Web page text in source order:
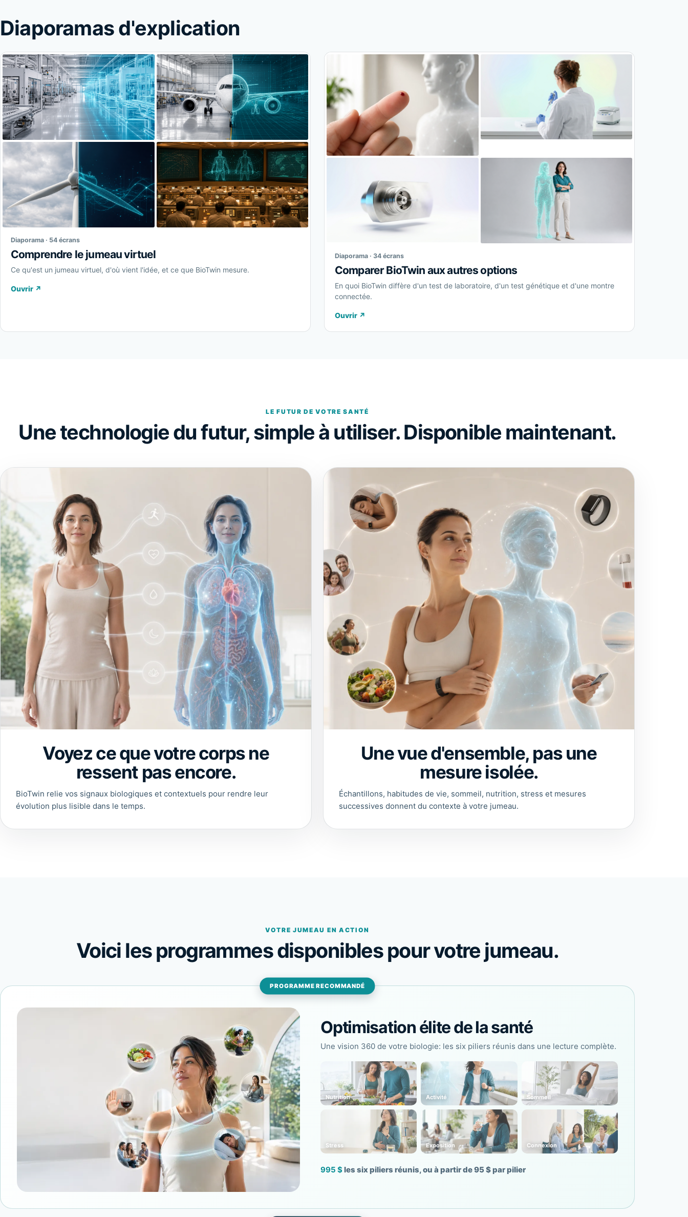
Diaporamas d'explication
Diaporama · 54 écrans
Comprendre le jumeau virtuel
Ce qu'est un jumeau virtuel, d'où vient l'idée, et ce que BioTwin mesure.
Ouvrir ↗
Diaporama · 34 écrans
Comparer BioTwin aux autres options
En quoi BioTwin diffère d'un test de laboratoire, d'un test génétique et d'une montre
connectée.
Ouvrir ↗
LE FUTUR DE VOTRE SANTÉ
Une technologie du futur, simple à utiliser. Disponible maintenant.
Voyez ce que votre corps ne
ressent pas encore.
BioTwin relie vos signaux biologiques et contextuels pour rendre leur
évolution plus lisible dans le temps.
Une vue d'ensemble, pas une
mesure isolée.
Échantillons, habitudes de vie, sommeil, nutrition, stress et mesures
successives donnent du contexte à votre jumeau.
VOTRE JUMEAU EN ACTION
Voici les programmes disponibles pour votre jumeau.
PROGRAMME RECOMMANDÉ
Optimisation élite de la santé
Une vision 360 de votre biologie: les six piliers réunis dans une lecture complète.
Nutrition Activité Sommeil
Stress Exposition Connexion
995 $les six piliers réunis, ou à partir de 95 $ par pilier